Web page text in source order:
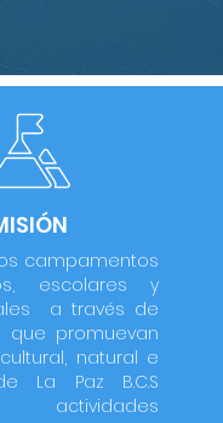
campamentos
escolares y
a través de
que promuevan
natural e
La Paz B.C.S
actividades